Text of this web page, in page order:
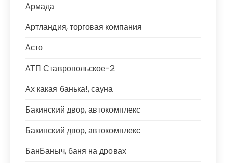
Армада
Артландия, торговая компания
Асто
АТП Ставропольское-2
Ах какая банька!, сауна
Бакинский двор, автокомплекс
Бакинский двор, автокомплекс
БанБаныч, баня на дровах